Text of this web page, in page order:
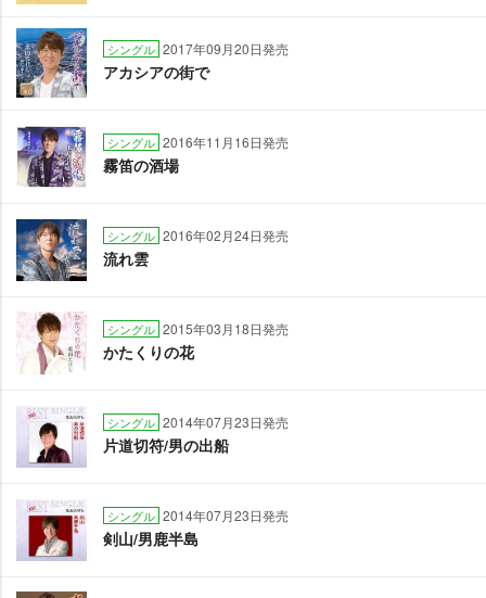
シングル 2017年09月20日発売
アカシアの街で
シングル 2016年11月16日発売
霧笛の酒場
シングル 2016年02月24日発売
流れ雲
シングル 2015年03月18日発売
かたくりの花
シングル 2014年07月23日発売
片道切符/男の出船
シングル 2014年07月23日発売
剣山/男鹿半島